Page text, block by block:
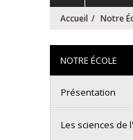
Accueil Notre
NOTRE ÉCOLE
Présentation
Les sciences de